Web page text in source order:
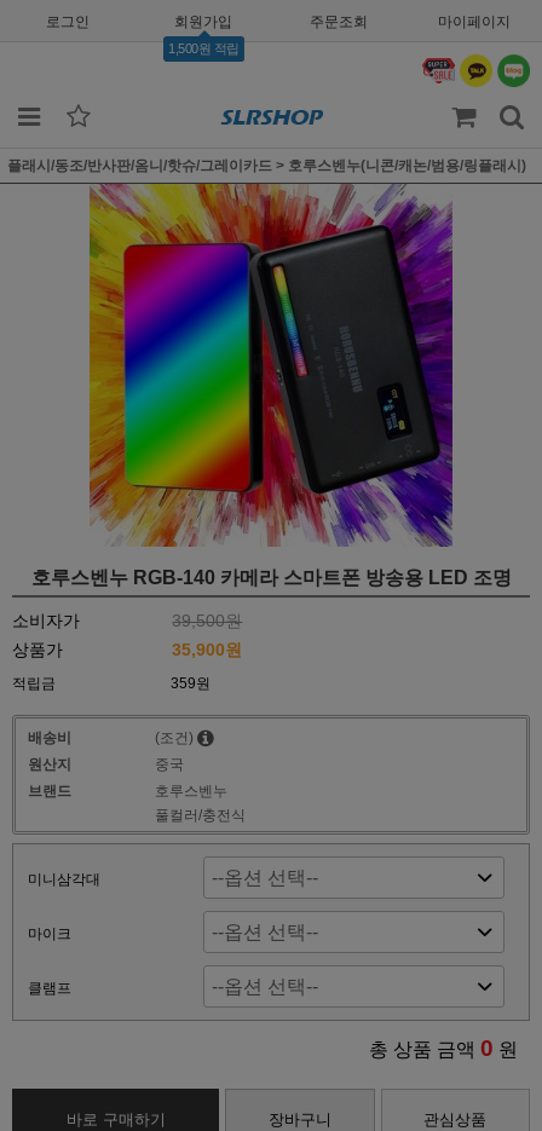
로그인 회원가입
1,500원 적립
주문조회 마이페이지
플래시/동조/반사판/옴니/핫슈/그레이카드 > 호루스벤누(니콘/캐논/범용/링플래시)
호루스벤누 RGB-140 카메라 스마트폰 방송용 LED 조명
소비자가
39,500원
상품가
35,900원
적립금 359원
배송비
(조건)
원산지
중국
브랜드
호루스벤누
풀컬러/충전식
미니삼각대
마이크
클램프
총 상품 금액 0 원
바로 구매하기 장바구니 관심상품